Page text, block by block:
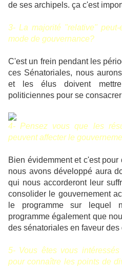
de ses archipels. ça c'est
3- La majorité "relative"
mode de gouvernance?
C'est un frein pendant les
ces Sénatoriales, nous
et les élus doivent
politiciennes pour se
4- Pensez vous que les
peuvent affecter le
Bien évidemment et c'est
nous avons développé aura
qui nous accorderont leur
consolider le gouvernement
le programme sur lequel
programme également que
des sénatoriales en faveur des
5- Vous êtes vous
pour connaître les points de